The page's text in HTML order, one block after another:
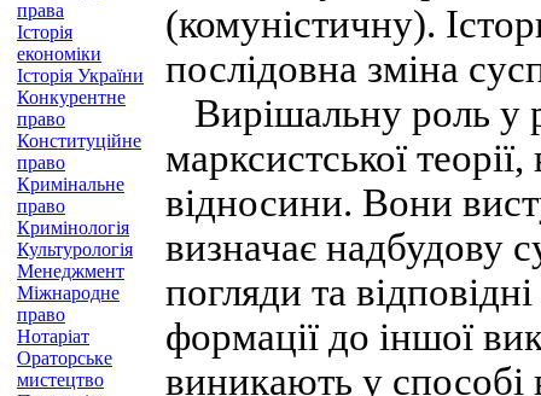
права
Історія
економіки
Історія України
Конкурентне
право
Конституційне
право
Кримінальне
право
Кримінологія
Культурологія
Менеджмент
Міжнародне
право
Нотаріат
Ораторське
мистецтво
(комуністичну).
послідовна зміна
Вирішальну роль у
марксистської
відносини. Вони
визначає надбудову
погляди та
формації до іншої
виникають у способі